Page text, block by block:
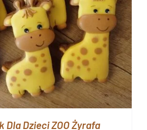
Dla Dzieci ZOO Żyrafa